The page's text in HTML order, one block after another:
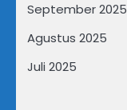
September 2025
Agustus 2025
Juli 2025